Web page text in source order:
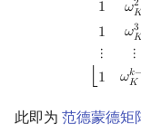
⎣
1 𝜔2
𝐾
1 𝜔3
𝐾
⋮ ⋮
1
𝜔𝑘−
𝐾
此即为 范德蒙德矩